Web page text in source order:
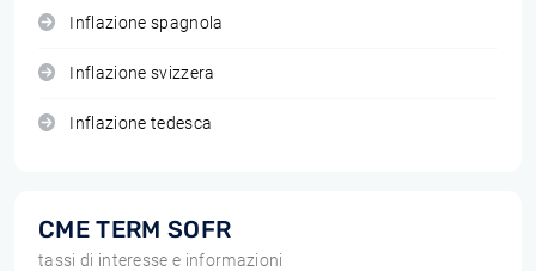
Inflazione spagnola
Inflazione svizzera
Inflazione tedesca
CME TERM SOFR
tassi di interesse e informazioni